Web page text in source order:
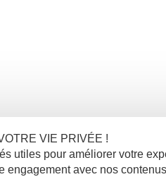
VIE PRIVÉE !
utiles pour améliorer votre
engagement avec nos